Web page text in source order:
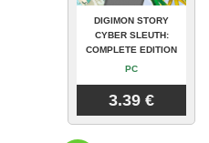
DIGIMON STORY
CYBER SLEUTH:
COMPLETE EDITION
PC
3.39 €